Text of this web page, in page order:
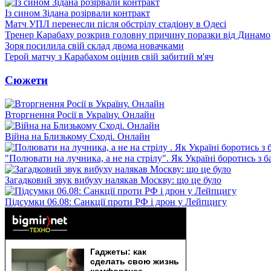
Із сином Зідана розірвали контракт
Матч УПЛ перенесли після обстрілу стадіону в Одесі
Тренер Карабаху розкрив головну причину поразки від Динамо
Зоря посилила свій склад двома новачками
Герой матчу з Карабахом оцінив свій забитий м'яч
Сюжети
Вторгнення Росії в Україну. Онлайн
Війна на Близькому Сході. Онлайн
"Полювати на лучника, а не на стрілу". Як Україні боротись з
Загадковий звук вибуху налякав Москву: що це було
Підсумки 06.08: Санкції проти РФ і дрон у Лейпцигу